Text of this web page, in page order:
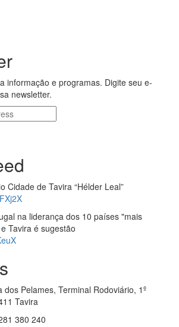
informação e programas. Digite seu e-
newsletter.
Cidade de Tavira “Hélder Leal”
na liderança dos 10 países "mais
Tavira é sugestão
dos Pelames, Terminal Rodoviário, 1º
Tavira
380 240